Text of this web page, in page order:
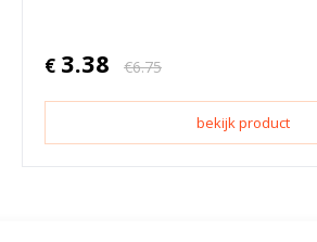
€ 3.38 €6.75
bekijk product